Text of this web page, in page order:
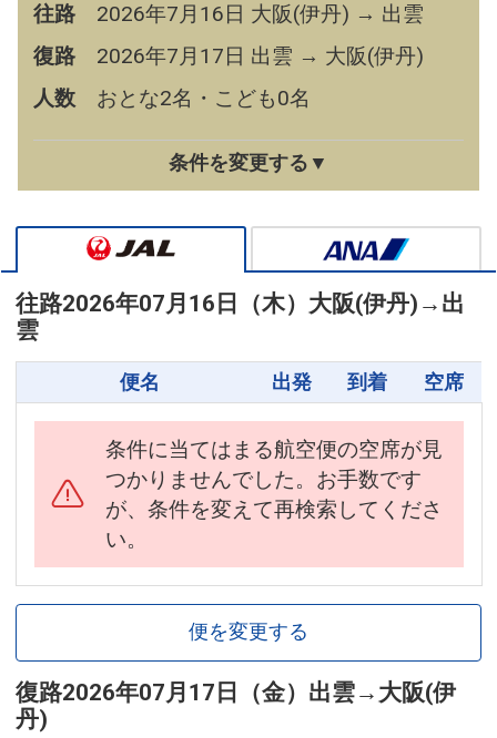
往路
2026年7月16日 大阪(伊丹) → 出雲
復路
2026年7月17日 出雲 → 大阪(伊丹)
人数
おとな2名・こども0名
条件を変更する▼
往路2026年07月16日（木） 大阪(伊丹) → 出
雲
便名 出発 到着 空席
条件に当てはまる航空便の空席が見
つかりませんでした。お手数です
が、条件を変えて再検索してくださ
い。
便を変更する
復路2026年07月17日（金） 出雲→ 大阪(伊
丹)